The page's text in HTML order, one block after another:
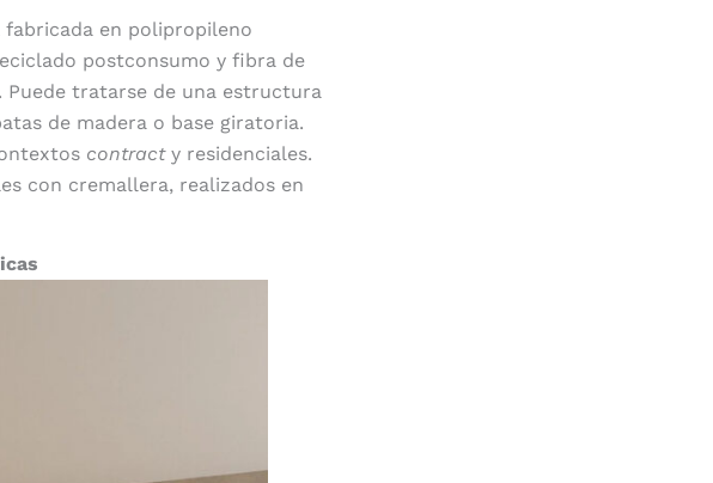
en polipropileno
postconsumo y fibra de
Puede tratarse de una estructura
de madera o base giratoria.
contracty residenciales.
con cremallera, realizados en